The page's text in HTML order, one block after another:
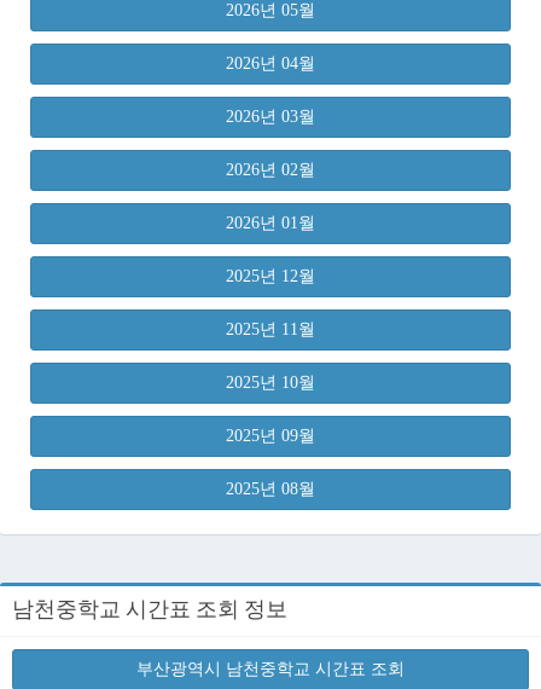
2026년 05월
2026년 04월
2026년 03월
2026년 02월
2026년 01월
2025년 12월
2025년 11월
2025년 10월
2025년 09월
2025년 08월
남천중학교 시간표 조회 정보
부산광역시 남천중학교 시간표 조회